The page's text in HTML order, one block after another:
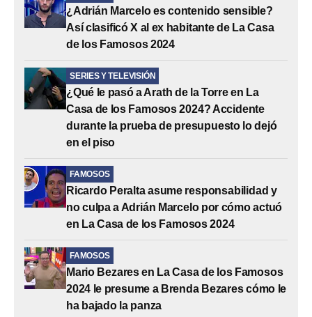
¿Adrián Marcelo es contenido sensible?
Así clasificó X al ex habitante de La Casa
de los Famosos 2024
SERIES Y TELEVISIÓN
¿Qué le pasó a Arath de la Torre en La
Casa de los Famosos 2024? Accidente
durante la prueba de presupuesto lo dejó
en el piso
FAMOSOS
Ricardo Peralta asume responsabilidad y
no culpa a Adrián Marcelo por cómo actuó
en La Casa de los Famosos 2024
FAMOSOS
Mario Bezares en La Casa de los Famosos
2024 le presume a Brenda Bezares cómo le
ha bajado la panza